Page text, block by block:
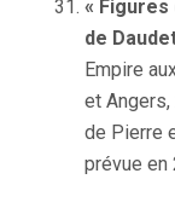
«
de
Empire
et
de Pierre
prévue en